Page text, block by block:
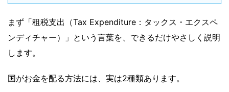
まず「租税支出（Tax Expenditure：タックス・エクスペ
ンディチャー）」という言葉を、できるだけやさしく説明
します。
国がお金を配る方法には、実は2種類あります。